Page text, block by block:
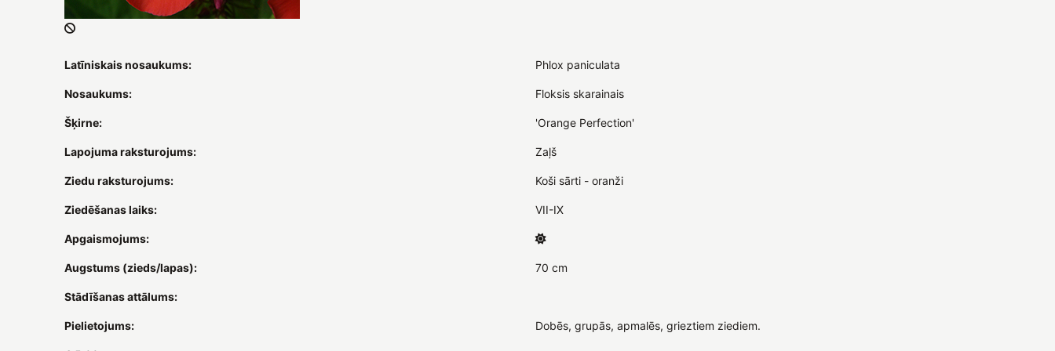
Latīniskais nosaukums: Phlox paniculata
Nosaukums: Floksis skarainais
Šķirne: 'Orange Perfection'
Lapojuma raksturojums: Zaļš
Ziedu raksturojums: Koši sārti - oranži
Ziedēšanas laiks: VII-IX
Apgaismojums:
Augstums (zieds/lapas): 70 cm
Stādīšanas attālums:
Pielietojums: Dobēs, grupās, apmalēs, grieztiem ziediem.